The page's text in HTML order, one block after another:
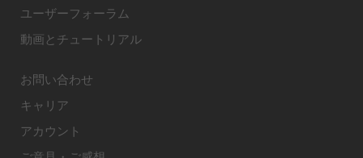
ユーザーフォーラム
動画とチュートリアル
お問い合わせ
キャリア
アカウント